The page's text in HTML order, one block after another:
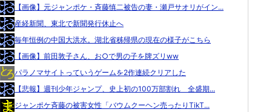
【画像】元ジャンポケ・斉藤慎二被告の妻・瀬戸サオリがイン...
産経新聞、東北で新聞発行休止へ
毎年恒例の中国大洪水。湖北省秭帰県の現在の様子がこちら
【画像】前田敦子さん、お○で男の子を牌ズリww
パラノマサイトっていうゲームを2作連続クリアした
【悲報】週刊少年ジャンプ、史上初の100万部割れ 全盛期...
ジャンポケ斉藤の被害女性「バウムクーヘン売ったりTikT...